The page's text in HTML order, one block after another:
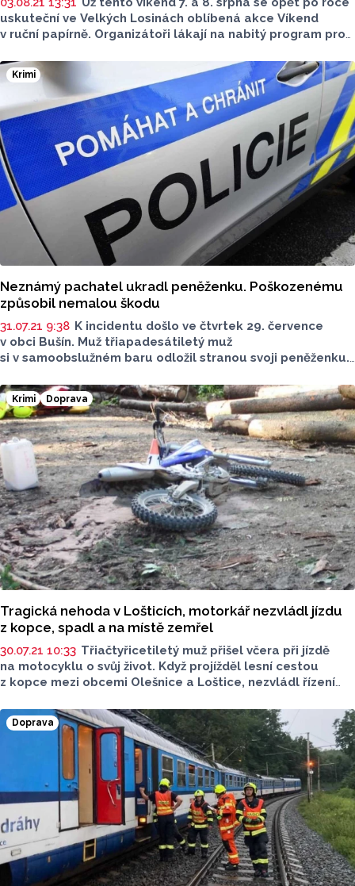
uskuteční ve Velkých Losinách oblíbená akce Víkend
v ruční papírně. Organizátoři lákají na nabitý program pro
výroby ručního papíru, dojde ale i na další řemesla a v
neposlední řadě promítání nového českého filmu
spisovatele a režiséra Patrika Hartla Prvok, Šampón,
Tečka a Karel.
Krimi
Neznámý pachatel ukradl peněženku. Poškozenému
způsobil nemalou škodu
31.07.21 9:38 K incidentu došlo ve čtvrtek 29. července
v obci Bušín. Muž třiapadesátiletý muž
si v samoobslužném baru odložil stranou svoji peněženku.
Krimi Doprava
Tragická nehoda v Lošticích, motorkář nezvládl jízdu
z kopce, spadl a na místě zemřel
30.07.21 10:33 Třiačtyřicetiletý muž přišel včera při jízdě
na motocyklu o svůj život. Když projížděl lesní cestou
z kopce mezi obcemi Olešnice a Loštice, nezvládl řízení
bez známek života.
Doprava